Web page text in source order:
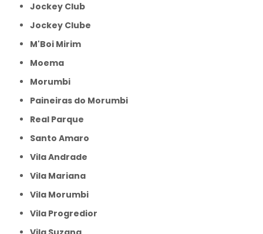
Jockey Club
Jockey Clube
M'Boi Mirim
Moema
Morumbi
Paineiras do Morumbi
Real Parque
Santo Amaro
Vila Andrade
Vila Mariana
Vila Morumbi
Vila Progredior